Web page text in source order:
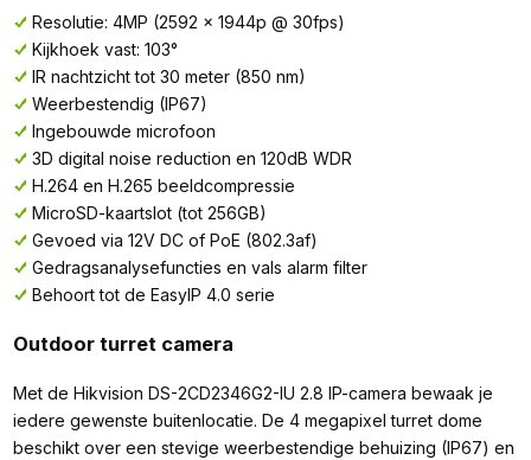
Resolutie: 4MP (2592 x 1944p @ 30fps)
Kijkhoek vast: 103°
IR nachtzicht tot 30 meter (850 nm)
Weerbestendig (IP67)
Ingebouwde microfoon
3D digital noise reduction en 120dB WDR
H.264 en H.265 beeldcompressie
MicroSD-kaartslot (tot 256GB)
Gevoed via 12V DC of PoE (802.3af)
Gedragsanalysefuncties en vals alarm filter
Behoort tot de EasyIP 4.0 serie
Outdoor turret camera
Met de Hikvision DS-2CD2346G2-IU 2.8 IP-camera bewaak je
iedere gewenste buitenlocatie. De 4 megapixel turret dome
beschikt over een stevige weerbestendige behuizing (IP67) en